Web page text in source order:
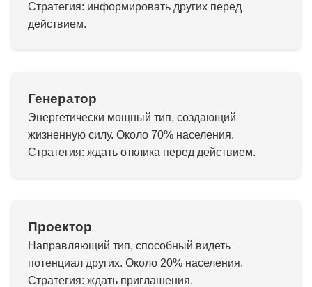
Стратегия: информировать других перед
действием.
Генератор
Энергетически мощный тип, создающий
жизненную силу. Около 70% населения.
Стратегия: ждать отклика перед действием.
Проектор
Направляющий тип, способный видеть
потенциал других. Около 20% населения.
Стратегия: ждать приглашения.